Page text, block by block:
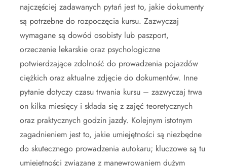
najczęściej zadawanych pytań jest to, jakie dokumenty
są potrzebne do rozpoczęcia kursu. Zazwyczaj
wymagane są dowód osobisty lub paszport,
orzeczenie lekarskie oraz psychologiczne
potwierdzające zdolność do prowadzenia pojazdów
ciężkich oraz aktualne zdjęcie do dokumentów. Inne
pytanie dotyczy czasu trwania kursu – zazwyczaj trwa
on kilka miesięcy i składa się z zajęć teoretycznych
oraz praktycznych godzin jazdy. Kolejnym istotnym
zagadnieniem jest to, jakie umiejętności są niezbędne
do skutecznego prowadzenia autokaru; kluczowe są tu
umiejętności związane z manewrowaniem dużym